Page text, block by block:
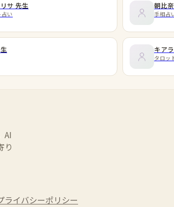
サ 先生
占い
朝比
手相占
キアラ
タロッ
AI
り
ライバシーポリシー